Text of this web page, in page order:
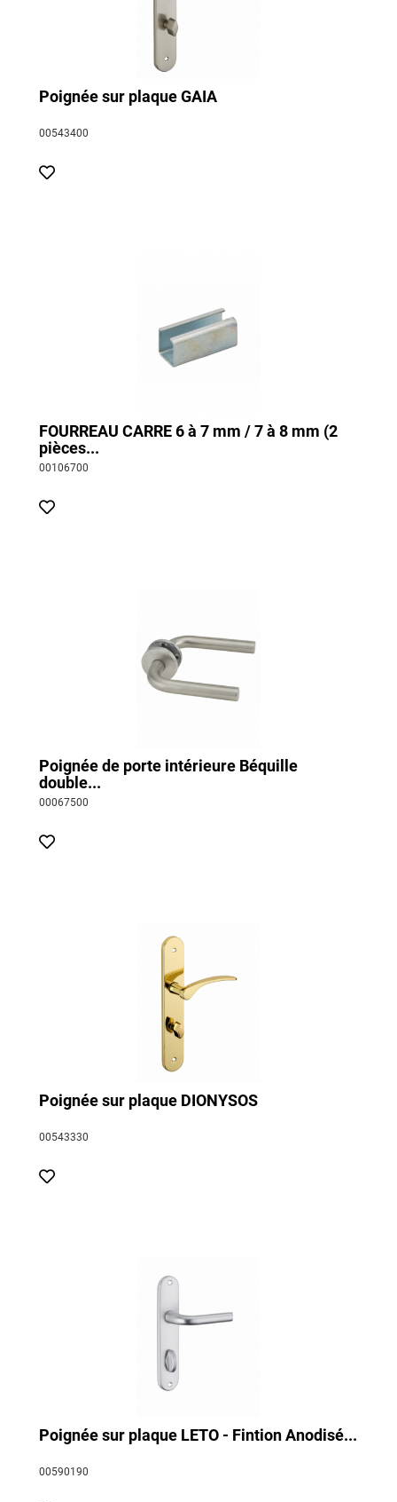
Poignée sur plaque GAIA
00543400
FOURREAU CARRE 6 à 7 mm / 7 à 8 mm (2
pièces...
00106700
Poignée de porte intérieure Béquille
double...
00067500
Poignée sur plaque DIONYSOS
00543330
Poignée sur plaque LETO - Fintion Anodisé...
00590190